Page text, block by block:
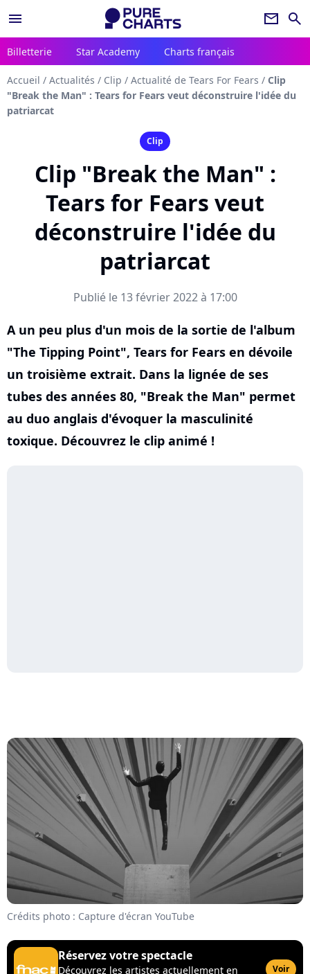
menu newsletter search
Billetterie Star Academy Charts français
Accueil / Actualités / Clip / Actualité de Tears For Fears / Clip
"Break the Man" : Tears for Fears veut déconstruire l'idée du
patriarcat
Clip
Clip "Break the Man" :
Tears for Fears veut
déconstruire l'idée du
patriarcat
Publié le 13 février 2022 à 17:00
A un peu plus d'un mois de la sortie de l'album
"The Tipping Point", Tears for Fears en dévoile
un troisième extrait. Dans la lignée de ses
tubes des années 80, "Break the Man" permet
au duo anglais d'évoquer la masculinité
toxique. Découvrez le clip animé !
Crédits photo : Capture d'écran YouTube
Réservez votre spectacle
Découvrez les artistes actuellement en
Voir